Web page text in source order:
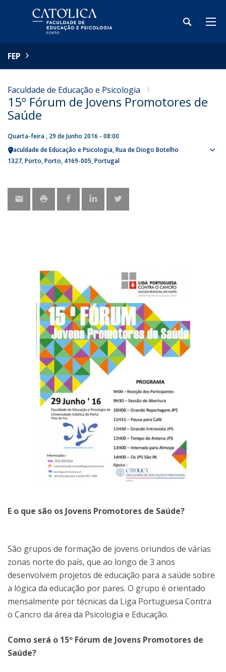
FEP
Faculdade de Educação e Psicologia
15º Fórum de Jovens Promotores de
Saúde
Quarta-feira , 29 de Junho 2016 - 08:00
Faculdade de Educação e Psicologia Rua de Diogo Botelho
1327 Porto Porto 4169-005 Portugal
E o que são os Jovens Promotores de Saúde?
São grupos de formação de jovens oriundos de várias
zonas norte do país, que ao longo de 3 anos
desenvolvem projetos de educação para a saúde sobre
a lógica da educação por pares. O grupo é orientado
mensalmente por técnicas da Liga Portuguesa Contra
o Cancro da área da Psicologia e Educação.
Como será o 15º Fórum de Jovens Promotores de
Saúde?